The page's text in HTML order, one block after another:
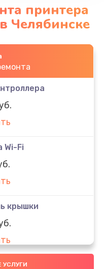
принтера
Челябинске
Wi-Fi
крышки
УСЛУГИ